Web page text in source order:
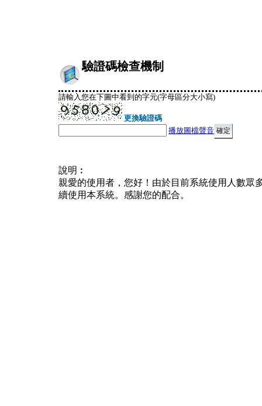
驗證碼檢查機制
請輸入您在下圖中看到的字元(字母區分大小寫)
更換驗證碼
播放圖檔聲音
說明︰
親愛的使用者，您好！由於目前系統使用人數眾
續使用本系統。感謝您的配合。